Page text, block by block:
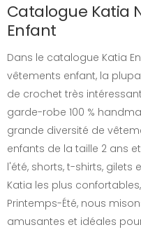
Catalogue Katia
Enfant
Dans le catalogue Katia
vêtements enfant, la
de crochet très
garde-robe 100 %
grande diversité de
enfants de la taille 2 ans
l'été, shorts, t-shirts, gilets
Katia les plus
Printemps-Été, nous
amusantes et idéales